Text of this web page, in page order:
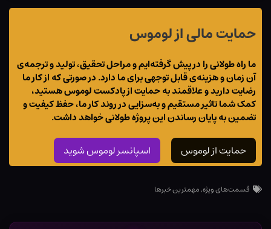
حمایت مالی از لوموس
ما راه طولانی را در پیش گرفته‌ایم و مراحل تحقیق، تولید و ترجمه‌ی
آن زمان و هزینه‌ی قابل توجهی برای ما دارد. در صورتی که از کار ما
رضایت دارید و علاقمند به حمایت از پادکست لوموس هستید،
کمک شما تاثیر مستقیم و به‌سزایی در روند کار ما، حفظ کیفیت و
تضمین به پایان رساندن این پروژه طولانی خواهد داشت.
حمایت از لوموس اسپانسر لوموس شوید
قسمت‌های ویژه,مهمترین خبرها